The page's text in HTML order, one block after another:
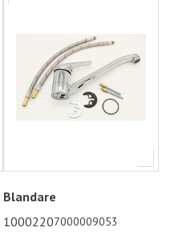
Blandare
10002207000009053